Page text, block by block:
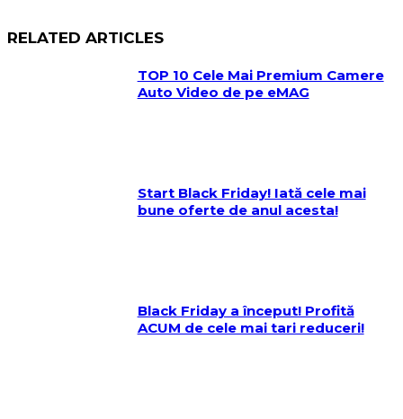
RELATED ARTICLES
TOP 10 Cele Mai Premium Camere
Auto Video de pe eMAG
Start Black Friday! Iată cele mai
bune oferte de anul acesta!
Black Friday a început! Profită
ACUM de cele mai tari reduceri!